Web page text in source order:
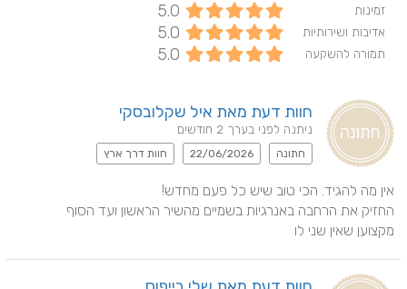
זמינות 5.0
אדיבות ושירותיות 5.0
תמורה להשקעה 5.0
חוות דעת מאת איל שקלובסקי
ניתנה לפני בערך 2 חודשים
חתונה 22/06/2026 חוות דרך ארץ
מקצוען שאין שני לו